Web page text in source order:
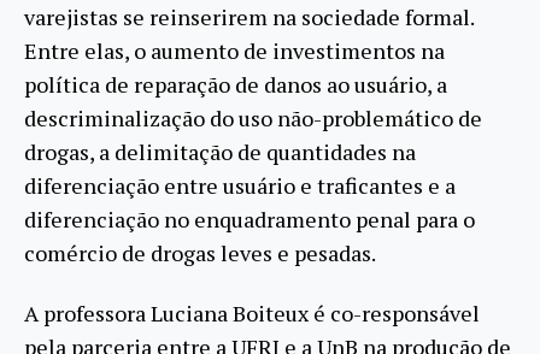
varejistas se reinserirem na sociedade formal.
Entre elas, o aumento de investimentos na
política de reparação de danos ao usuário, a
descriminalização do uso não-problemático de
drogas, a delimitação de quantidades na
diferenciação entre usuário e traficantes e a
diferenciação no enquadramento penal para o
comércio de drogas leves e pesadas.
A professora Luciana Boiteux é co-responsável
pela parceria entre a UFRJ e a UnB na produção de